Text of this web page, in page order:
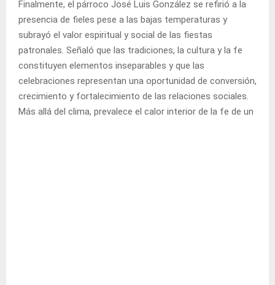
Finalmente, el párroco José Luis González se refirió a la
presencia de fieles pese a las bajas temperaturas y
subrayó el valor espiritual y social de las fiestas
patronales. Señaló que las tradiciones, la cultura y la fe
constituyen elementos inseparables y que las
celebraciones representan una oportunidad de conversión,
crecimiento y fortalecimiento de las relaciones sociales.
Más allá del clima, prevalece el calor interior de la fe de un